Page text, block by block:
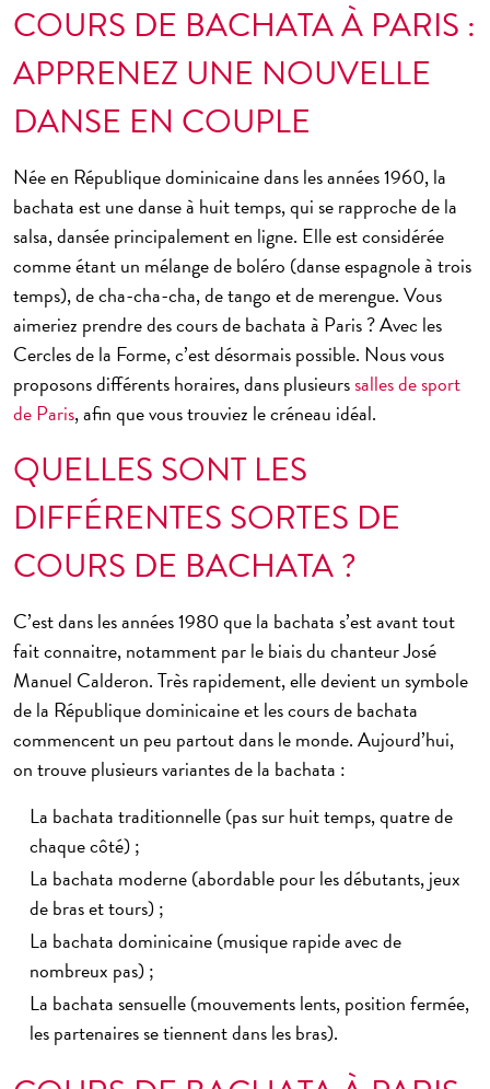
COURS DE BACHATA À PARIS :
APPRENEZ UNE NOUVELLE
DANSE EN COUPLE
Née en République dominicaine dans les années 1960, la
bachata est une danse à huit temps, qui se rapproche de la
salsa, dansée principalement en ligne. Elle est considérée
comme étant un mélange de boléro (danse espagnole à trois
temps), de cha-cha-cha, de tango et de merengue. Vous
aimeriez prendre des cours de bachata à Paris ? Avec les
Cercles de la Forme, c’est désormais possible. Nous vous
proposons différents horaires, dans plusieurssalles de sport
de Paris, afin que vous trouviez le créneau idéal.
QUELLES SONT LES
DIFFÉRENTES SORTES DE
COURS DE BACHATA ?
C’est dans les années 1980 que la bachata s’est avant tout
fait connaitre, notamment par le biais du chanteur José
Manuel Calderon. Très rapidement, elle devient un symbole
de la République dominicaine et lescours de bachata
commencent un peu partout dans le monde. Aujourd’hui,
on trouve plusieurs variantes de la bachata :
La bachata traditionnelle (pas sur huit temps, quatre de
chaque côté) ;
La bachata moderne (abordable pour les débutants, jeux
de bras et tours) ;
La bachata dominicaine (musique rapide avec de
nombreux pas) ;
La bachata sensuelle (mouvements lents, position fermée,
les partenaires se tiennent dans les bras).